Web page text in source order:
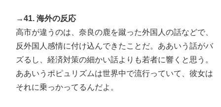
→41. 海外の反応
高市が違うのは、奈良の鹿を蹴った外国人の話などで、
反外国人感情に付け込んできたことだ。ああいう話がバ
ズるし、経済対策の細かい話よりも若者に響くと思う。
ああいうポピュリズムは世界中で流行っていて、彼女は
それに乗っかってるんだよ。